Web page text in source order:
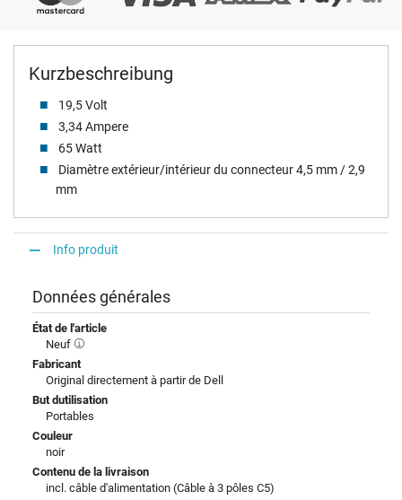
Kurzbeschreibung
19,5 Volt
3,34 Ampere
65 Watt
Diamètre extérieur/intérieur du connecteur 4,5 mm / 2,9
mm
Info produit
Données générales
État de l'article
Neuf
Fabricant
Original directement à partir de Dell
But dutilisation
Portables
Couleur
noir
Contenu de la livraison
incl. câble d'alimentation (Câble à 3 pôles C5)